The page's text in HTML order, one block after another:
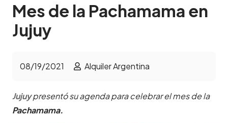
Mes de la Pachamama en
Jujuy
08/19/2021 Alquiler Argentina
Jujuypresentó su agenda para celebrar el mes de la
Pachamama.